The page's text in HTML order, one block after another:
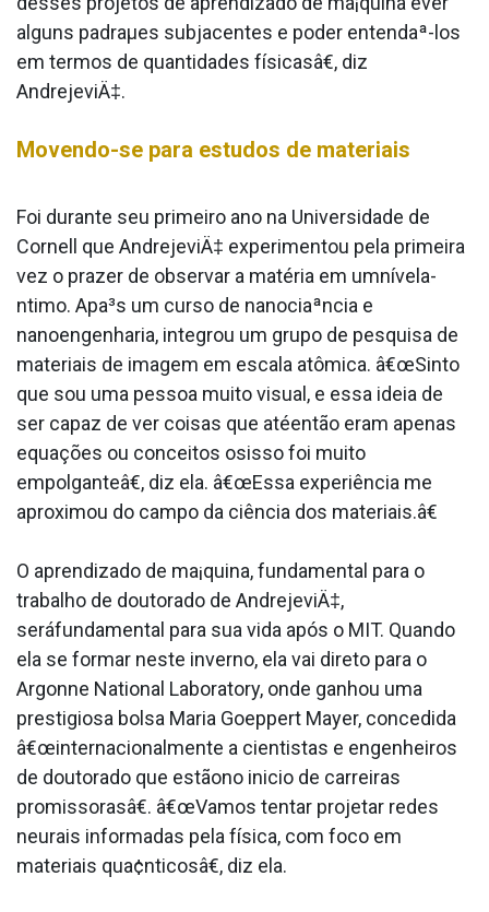
alguns padraµes subjacentes e poder entendaª-los
em termos de quantidades físicasâ€, diz
AndrejeviÄ‡.
Movendo-se para estudos de materiais
Foi durante seu primeiro ano na Universidade de
Cornell que AndrejeviÄ‡ experimentou pela primeira
vez o prazer de observar a matéria em umnívela­
ntimo. Apa³s um curso de nanociaªncia e
nanoengenharia, integrou um grupo de pesquisa de
materiais de imagem em escala atômica. â€œSinto
que sou uma pessoa muito visual, e essa ideia de
ser capaz de ver coisas que atéentão eram apenas
equações ou conceitos osisso foi muito
empolganteâ€, diz ela. â€œEssa experiência me
aproximou do campo da ciência dos materiais.â€
O aprendizado de ma¡quina, fundamental para o
trabalho de doutorado de AndrejeviÄ‡,
seráfundamental para sua vida após o MIT. Quando
ela se formar neste inverno, ela vai direto para o
Argonne National Laboratory, onde ganhou uma
prestigiosa bolsa Maria Goeppert Mayer, concedida
â€œinternacionalmente a cientistas e engenheiros
de doutorado que estãono ini­cio de carreiras
promissorasâ€. â€œVamos tentar projetar redes
neurais informadas pela física, com foco em
materiais qua¢nticosâ€, diz ela.